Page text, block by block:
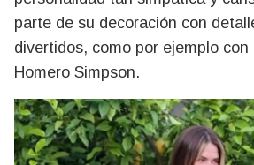
parte de su decoración con
divertidos, como por ejemplo
Homero Simpson.